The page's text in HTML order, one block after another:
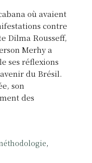
où avaient
contre
Dilma Rousseff,
Merhy a
ses réflexions
du Brésil.
son
des
,